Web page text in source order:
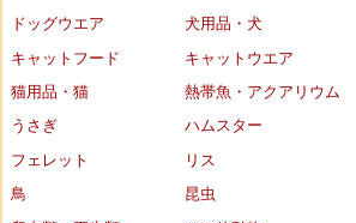
ドッグウエア
犬用品・犬
キャットフード
キャットウエア
猫用品・猫
熱帯魚・アクアリウム
うさぎ
ハムスター
フェレット
リス
鳥
昆虫